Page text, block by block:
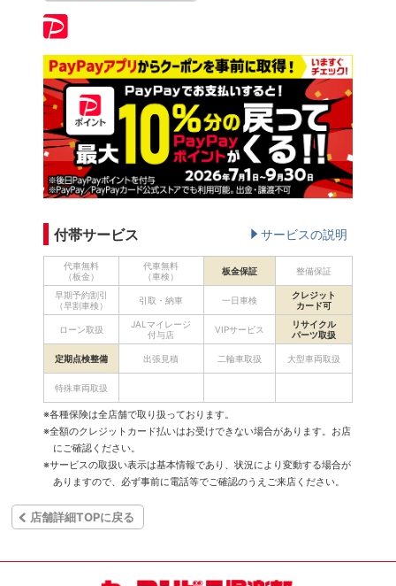
付帯サービス サービスの説明
代車無料
（板金）
代車無料
（車検）
板金保証 整備保証
早期予約割引
（早割車検）
引取・納車 一日車検
クレジット
カード可
ローン取扱
JALマイレージ
付与店
VIPサービス
リサイクル
パーツ取扱
定期点検整備 出張見積 二輪車取扱 大型車両取扱
特殊車両取扱
※各種保険は全店舗で取り扱っております。
※全額のクレジットカード払いはお受けできない場合があります。お店
にご確認ください。
※サービスの取扱い表示は基本情報であり、状況により変動する場合が
ありますので、必ず事前に電話等でご確認のうえご来店ください。
店舗詳細TOPに戻る